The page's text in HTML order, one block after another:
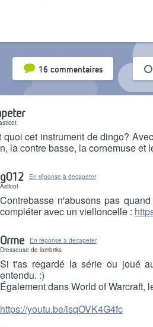
16 commentaires
Tri par popularité
quoi cet instrument de dingo?
la contre basse, la cornemuse et
g012
En réponse à decapeter
Asticot
Contrebasse n'abusons pas
compléter avec un vielloncelle :
Orme
En réponse à decapeter
Dresseuse de lombriks
Si t'as regardé la série ou joué
entendu. :)
Également dans World of Warcraft,
https://youtu.be/isqOVK4G4fc